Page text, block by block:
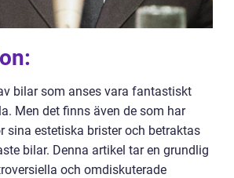
bilar som anses vara fantastiskt
Men det finns även de som har
sina estetiska brister och betraktas
bilar. Denna artikel tar en grundlig
och omdiskuterade